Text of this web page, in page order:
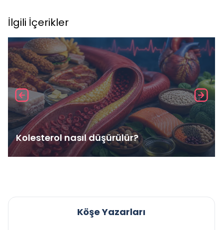
İlgili İçerikler
Kolesterol nasıl düşürülür?
Köşe Yazarları